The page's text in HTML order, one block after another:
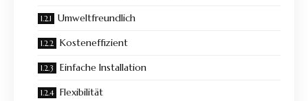
Umweltfreundlich
Kosteneffizient
Einfache Installation
Flexibilität